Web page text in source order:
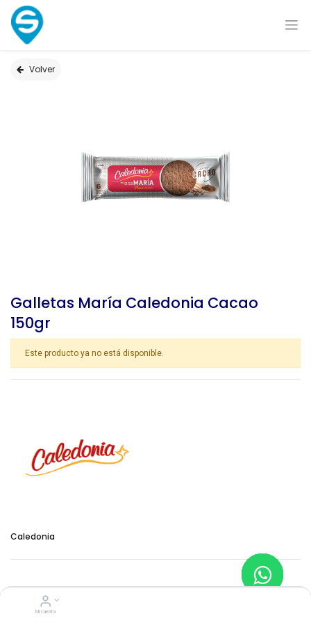
Mi cuenta
Volver
Galletas María Caledonia Cacao
150gr
Este producto ya no está disponible.
Caledonia
Specifications